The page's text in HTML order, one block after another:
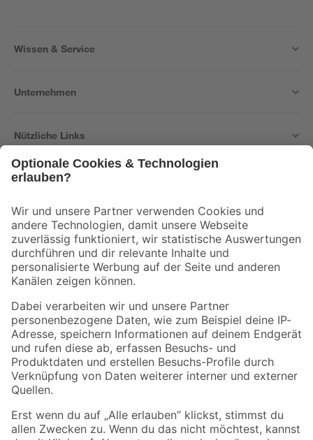
Wissen & Service
Unternehmen
Nützliche Links
Der toom Newsletter: Keine Angebote und Aktionen mehr verpassen!
Zur Newsletter Anmeldung
Folge uns
Zahlungsarten Versandarten
Sicher einkaufen